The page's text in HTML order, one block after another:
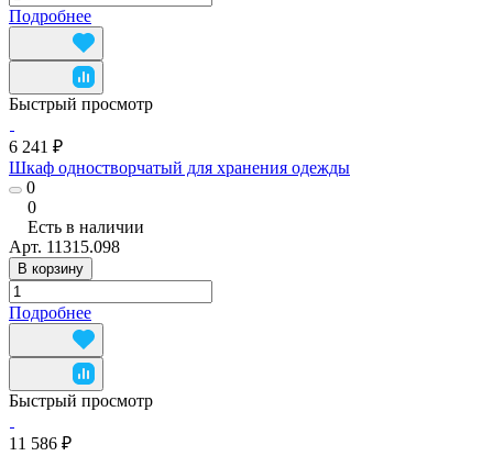
Подробнее
Быстрый просмотр
6 241 ₽
Шкаф одностворчатый для хранения одежды
0
0
Есть в наличии
Арт. 11315.098
В корзину
Подробнее
Быстрый просмотр
11 586 ₽